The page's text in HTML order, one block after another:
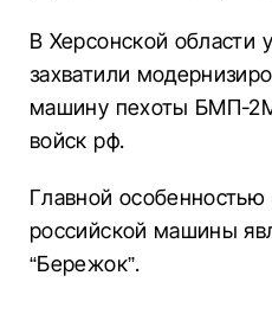
В Херсонской области
захватили
машину пехоты БМП-
войск рф.
Главной
российской машины
“Бережок”.